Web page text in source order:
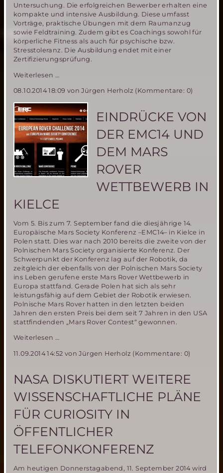
Untersuchung. Die erfolgreichen Bewerber erhalten eine
kompakte und intensive Ausbildung. Diese umfasst
Vorträge, praktische Übungen mit dem Raumanzug
sowie Feldtraining. Zudem gibt es Coachings sowohl für
körperliche Fitness als auch für psychische bzw.
Stresstoleranz. Die Ausbildung endet mit einer
Zertifizierungsprüfung.
Weiterlesen …
Analog-
Astronauten
für
simulierte
Mars-
Mission
AMADEE-
15
08.10.2014 18:09 von Jürgen Herholz (Kommentare: 0)
EINDRÜCKE VON
DER EMC14 UND
DEM MARS
ROVER
WETTBEWERB IN
KIELCE
Vom 5. Bis zum 7. September fand die diesjährige 14.
Europäische Mars Society Konferenz –EMC14– in Kielce in
Polen statt. Dies war nach 2010 bereits die zweite von der
Polnischen Mars Society organisierte Konferenz. Der
Schwerpunkt der Konferenz lag auf der Robotik, da
zeitgleich der ebenfalls von der Polnischen Mars Society
ins Leben gerufene erste Mars Rover Wettbewerb in
Europa stattfand. Gerade Polen hat sich als sehr
leistungsfähig auf dem Gebiet der Robotik erwiesen.
Polnische Mars Rover hatten in den letzten beiden
Jahren den ersten Preis bei dem seit 7 Jahren in den USA
stattfindenden „Mars Rover Contest“ gewonnen.
Weiterlesen …
der
und
dem
Mars
Rover
Wettbewerb
in
Kielce
11.09.2014 14:52 von Jürgen Herholz (Kommentare: 0)
NASA DISKUTIERT WEITERE
WISSENSCHAFTLICHE PLÄNE
FÜR CURIOSITY IN
ÖFFENTLICHER
TELEFONKONFERENZ
Am heutigen Donnerstagabend, 11. September 2014 wird